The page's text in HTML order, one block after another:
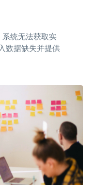
统无法获取实
数据缺失并提供